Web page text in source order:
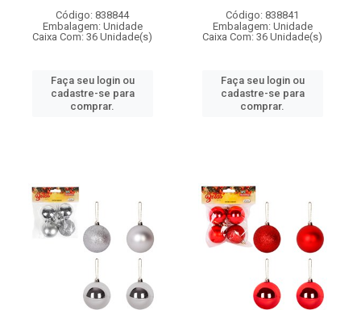
Código: 838844
Embalagem: Unidade
Caixa Com: 36 Unidade(s)
Faça seu login ou
cadastre-se para
comprar.
Código: 838841
Embalagem: Unidade
Caixa Com: 36 Unidade(s)
Faça seu login ou
cadastre-se para
comprar.